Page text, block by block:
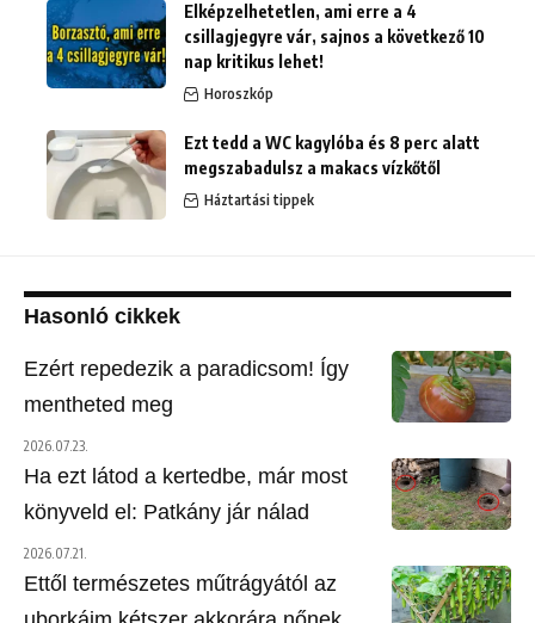
Elképzelhetetlen, ami erre a 4
csillagjegyre vár, sajnos a következő 10
nap kritikus lehet!
Horoszkóp
Ezt tedd a WC kagylóba és 8 perc alatt
megszabadulsz a makacs vízkőtől
Háztartási tippek
Hasonló cikkek
Ezért repedezik a paradicsom! Így
mentheted meg
2026.07.23.
Ha ezt látod a kertedbe, már most
könyveld el: Patkány jár nálad
2026.07.21.
Ettől természetes műtrágyától az